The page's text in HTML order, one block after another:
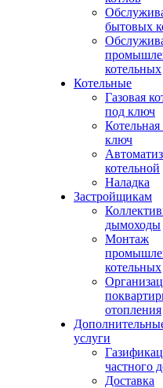
бытовых
котельных
Котельные
Газовая
под ключ
ключ
котельной
Наладка
Застройщикам
дымоходы
Монтаж
котельных
отопления
услуги
частного
Доставка